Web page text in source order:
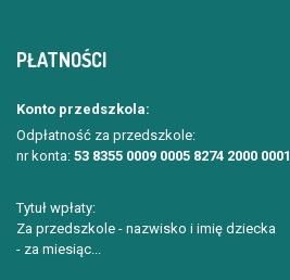
PŁATNOŚCI
Konto przedszkola:
Odpłatność za przedszkole:
nr konta: 53 8355 0009 0005 8274 2000 0001
Tytuł wpłaty:
Za przedszkole - nazwisko i imię dziecka
- za miesiąc...